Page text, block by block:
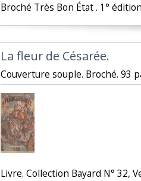
‎Broché Très Bon État . 1°
‎La fleur de Césarée.‎
‎Couverture souple. Broché. 93
‎Livre. Collection Bayard N° 32,